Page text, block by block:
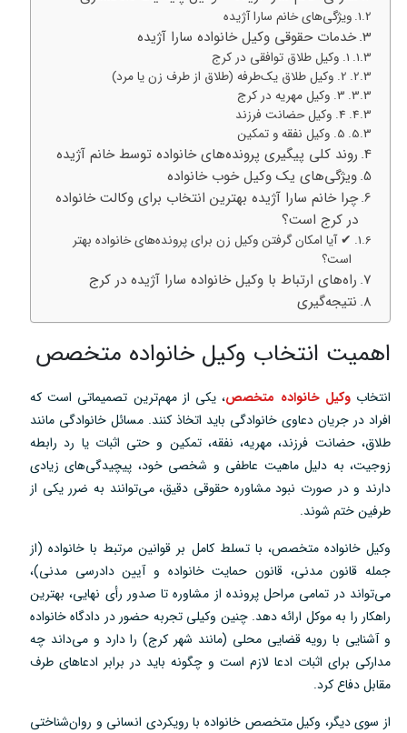
ویژگی‌های خانم سارا آژیده
خدمات حقوقی وکیل خانواده سارا آژیده
1. وکیل طلاق توافقی در کرج
2. وکیل طلاق یک‌طرفه (طلاق از طرف زن یا مرد)
3. وکیل مهریه در کرج
4. وکیل حضانت فرزند
5. وکیل نفقه و تمکین
روند کلی پیگیری پرونده‌های خانواده توسط خانم آژیده
ویژگی‌های یک وکیل خوب خانواده
چرا خانم سارا آژیده بهترین انتخاب برای وکالت خانواده
در کرج است؟
✔ آیا امکان گرفتن وکیل زن برای پرونده‌های خانواده بهتر
است؟
راه‌های ارتباط با وکیل خانواده سارا آژیده در کرج
نتیجه‌گیری
اهمیت انتخاب وکیل خانواده متخصص
انتخابوکیل خانواده متخصص، یکی از مهم‌ترین تصمیماتی است که
افراد در جریان دعاوی خانوادگی باید اتخاذ کنند. مسائل خانوادگی مانند
طلاق، حضانت فرزند، مهریه، نفقه، تمکین و حتی اثبات یا رد رابطه
زوجیت، به دلیل ماهیت عاطفی و شخصی خود، پیچیدگی‌های زیادی
دارند و در صورت نبود مشاوره حقوقی دقیق، می‌توانند به ضرر یکی از
طرفین ختم شوند.
وکیل خانواده متخصص، با تسلط کامل بر قوانین مرتبط با خانواده (از
جمله قانون مدنی، قانون حمایت خانواده و آیین دادرسی مدنی)،
می‌تواند در تمامی مراحل پرونده از مشاوره تا صدور رأی نهایی، بهترین
راهکار را به موکل ارائه دهد. چنین وکیلی تجربه حضور در دادگاه خانواده
و آشنایی با رویه قضایی محلی (مانند شهر کرج) را دارد و می‌داند چه
مدارکی برای اثبات ادعا لازم است و چگونه باید در برابر ادعاهای طرف
مقابل دفاع کرد.
از سوی دیگر، وکیل متخصص خانواده با رویکردی انسانی و روان‌شناختی